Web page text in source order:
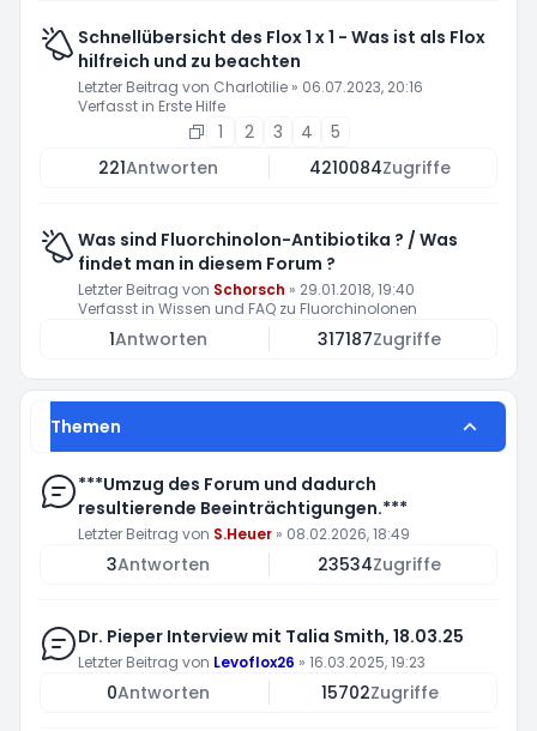
Schnellübersicht des Flox 1 x 1 - Was ist als Flox
hilfreich und zu beachten
Letzter Beitrag von Charlotilie » 06.07.2023, 20:16
Verfasst in Erste Hilfe
1 2 3 4
5
221Antworten 4210084Zugriffe
Was sind Fluorchinolon-Antibiotika ? / Was
findet man in diesem Forum ?
Letzter Beitrag von Schorsch » 29.01.2018, 19:40
Verfasst in Wissen und FAQ zu Fluorchinolonen
1Antworten 317187Zugriffe
Themen
***Umzug des Forum und dadurch
resultierende Beeinträchtigungen.***
Letzter Beitrag von S.Heuer » 08.02.2026, 18:49
3Antworten 23534Zugriffe
Dr. Pieper Interview mit Talia Smith, 18.03.25
Letzter Beitrag von Levoflox26 » 16.03.2025, 19:23
0Antworten 15702Zugriffe